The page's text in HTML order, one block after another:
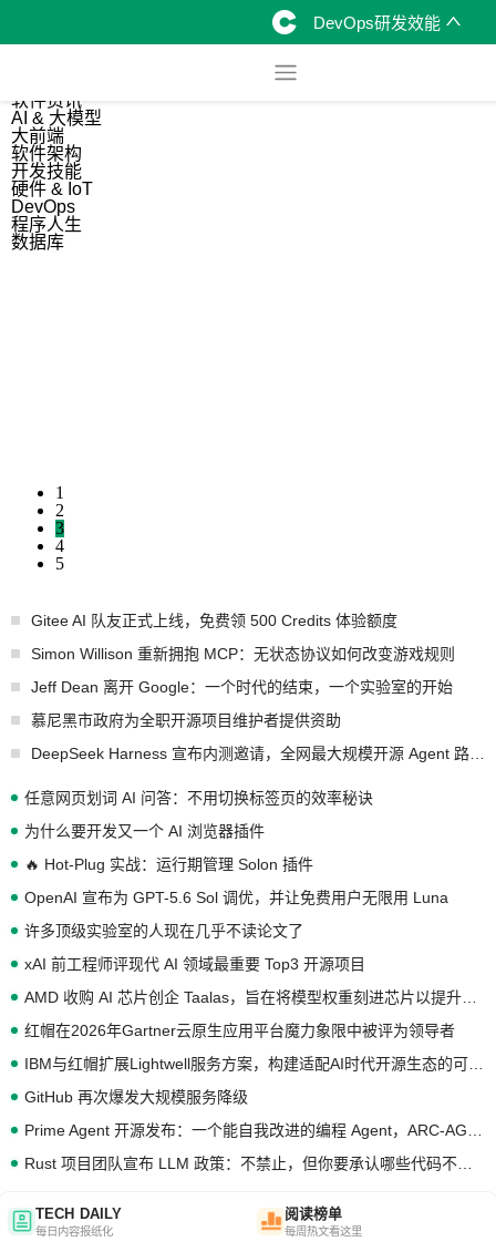
DevOps研发效能
软件资讯
AI & 大模型
大前端
软件架构
开发技能
硬件 & IoT
DevOps
程序人生
数据库
1
2
3
4
5
Gitee AI 队友正式上线，免费领 500 Credits 体验额度
Simon Willison 重新拥抱 MCP：无状态协议如何改变游戏规则
Jeff Dean 离开 Google：一个时代的结束，一个实验室的开始
慕尼黑市政府为全职开源项目维护者提供资助
任意网页划词 AI 问答：不用切换标签页的效率秘诀
为什么要开发又一个 AI 浏览器插件
🔥 Hot-Plug 实战：运行期管理 Solon 插件
OpenAI 宣布为 GPT-5.6 Sol 调优，并让免费用户无限用 Luna
许多顶级实验室的人现在几乎不读论文了
xAI 前工程师评现代 AI 领域最重要 Top3 开源项目
红帽在2026年Gartner云原生应用平台魔力象限中被评为领导者
GitHub 再次爆发大规模服务降级
TECH DAILY
每日内容报纸化
阅读榜单
每周热文看这里